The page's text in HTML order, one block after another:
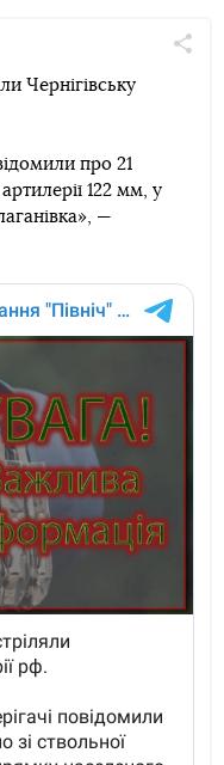
Чернігівську
про 21
122 мм, у
—